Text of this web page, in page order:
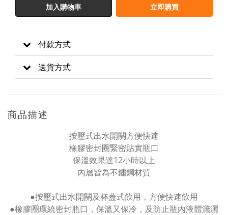
加入購物車 立即購買
付款方式
送貨方式
商品描述
按壓式出水開關方便快速
橡膠密封圈緊密貼實瓶口
保溫效果達12小時以上
內層皆為不鏽鋼材質
●按壓式出水開關及杯蓋式飲用，方便快速飲用
●橡膠圈環繞密封瓶口，保溫又保冷，及防止瓶內液體濺灑